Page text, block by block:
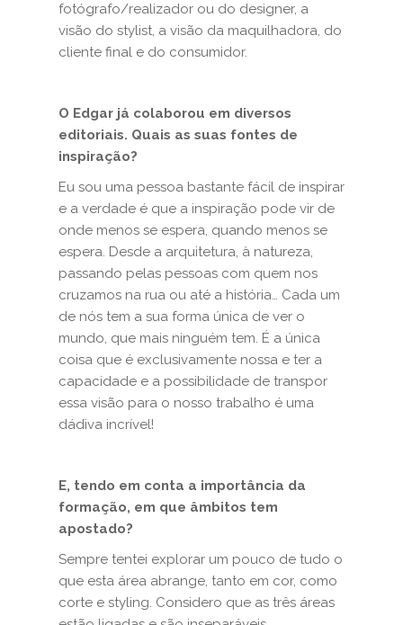
fotógrafo/realizador ou do designer, a
visão do stylist, a visão da maquilhadora, do
cliente final e do consumidor.
O Edgar já colaborou em diversos
editoriais. Quais as suas fontes de
inspiração?
Eu sou uma pessoa bastante fácil de inspirar
e a verdade é que a inspiração pode vir de
onde menos se espera, quando menos se
espera. Desde a arquitetura, à natureza,
passando pelas pessoas com quem nos
cruzamos na rua ou até a história… Cada um
de nós tem a sua forma única de ver o
mundo, que mais ninguém tem. É a única
coisa que é exclusivamente nossa e ter a
capacidade e a possibilidade de transpor
essa visão para o nosso trabalho é uma
dádiva incrível!
E, tendo em conta a importância da
formação, em que âmbitos tem
apostado?
Sempre tentei explorar um pouco de tudo o
que esta área abrange, tanto em cor, como
corte e styling. Considero que as três áreas